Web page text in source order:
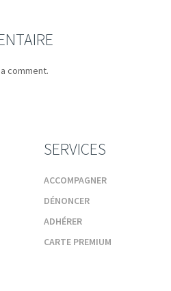
comment.
SERVICES
ACCOMPAGNER
DÉNONCER
ADHÉRER
CARTE PREMIUM